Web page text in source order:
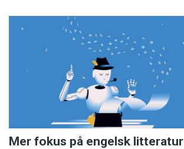
Mer fokus på engelsk litteratur